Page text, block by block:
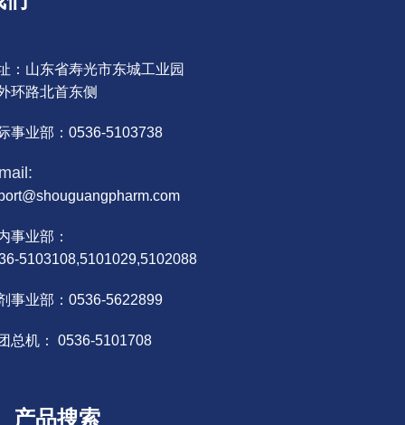
：山东省寿光市东城工业园
环路北首东侧
事业部：0536-5103738
事业部：
5103108,5101029,5102088
事业部：0536-5622899
总机： 0536-5101708
产品搜索